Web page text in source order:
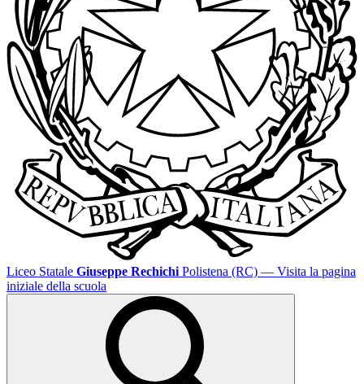
Liceo Statale Giuseppe Rechichi Polistena (RC) — Visita la pagina
iniziale della scuola